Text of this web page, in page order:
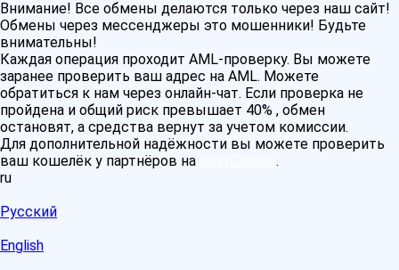
Внимание! Все обмены делаются только через наш сайт!
Обмены через мессенджеры это мошенники! Будьте
внимательны!
Каждая операция проходит AML-проверку. Вы можете
заранее проверить ваш адрес на AML. Можете
обратиться к нам через онлайн-чат. Если проверка не
пройдена и общий риск превышает 40% , обмен
остановят, а средства вернут за учетом комиссии.
Для дополнительной надёжности вы можете проверить
ваш кошелёк у партнёров на
.
ru
Русский
English